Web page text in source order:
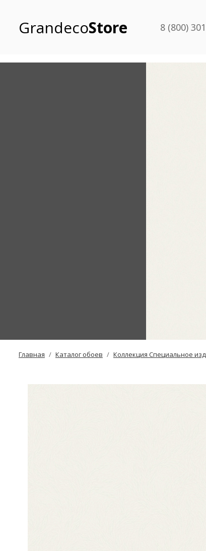
GrandecoStore 8 (800)
Главная Каталог обоев Коллекция Специальное